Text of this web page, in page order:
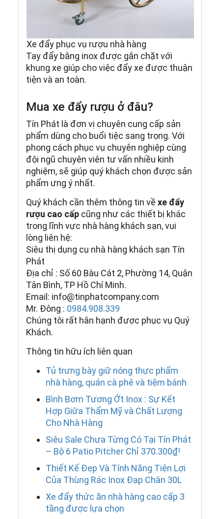
Xe đẩy phục vụ rượu nhà hàng
Tay đẩy bằng inox được gắn chặt với
khung xe giúp cho việc đẩy xe được thuận
tiện và an toàn.
Mua xe đẩy rượu ở đâu?
Tín Phát là đơn vị chuyên cung cấp sản
phẩm dùng cho buổi tiệc sang trọng. Với
phong cách phục vụ chuyên nghiệp cùng
đội ngũ chuyên viên tư vấn nhiều kinh
nghiệm, sẽ giúp quý khách chọn được sản
phẩm ưng ý nhất.
Quý khách cần thêm thông tin vềxe đẩy
rượu cao cấp cũng như các thiết bị khác
trong lĩnh vực nhà hàng khách sạn, vui
lòng liên hệ:
Siêu thị dụng cụ nhà hàng khách sạn Tín
Phát
Địa chỉ : Số 60 Bàu Cát 2, Phường 14, Quận
Tân Bình, TP Hồ Chí Minh.
Email: info@tinphatcompany.com
Mr. Đông : 0984.908.339
Chúng tôi rất hân hạnh được phục vụ Quý
Khách.
Thông tin hữu ích liên quan
Tủ trưng bày giữ nóng thực phẩm
nhà hàng, quán cà phê và tiệm bánh
Bình Bơm Tương Ớt Inox : Sự Kết
Hợp Giữa Thẩm Mỹ và Chất Lượng
Cho Nhà Hàng
Siêu Sale Chưa Từng Có Tại Tín Phát
– Bộ 6 Patio Pitcher Chỉ 370.300₫!
Thiết Kế Đẹp Và Tính Năng Tiện Lợi
Của Thùng Rác Inox Đạp Chân 30L
Xe đẩy thức ăn nhà hàng cao cấp 3
tầng được lựa chọn